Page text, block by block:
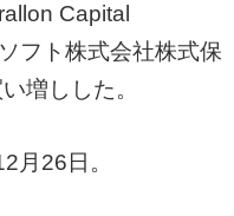
Capital
フト株式会社株式保
増しした。
月26日。